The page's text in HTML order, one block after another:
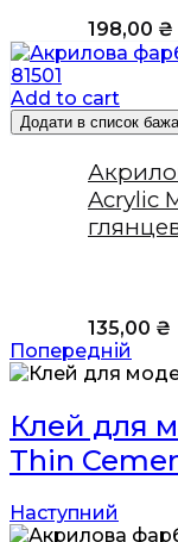
198,00 ₴
Add to cart
Додати в список
Acrylic
135,00 ₴
Попередній
Клей для
Thin
Наступний